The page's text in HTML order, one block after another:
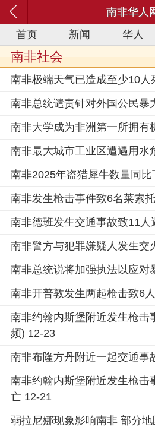
南非华人
首页
新闻 华人
南非社会
南非极端天气已造成至少10人
南非总统谴责针对外国公民暴
南非大学成为非洲第一所拥有
南非最大城市工业区遭遇用水
南非2025年盗猎犀牛数量同
南非发生枪击事件致6名莱索
南非德班发生交通事故致11人
南非警方与犯罪嫌疑人发生交
南非总统说将加强执法以应对
南非开普敦发生两起枪击致6
南非约翰内斯堡附近发生枪击
频) 12-23
南非布隆方丹附近一起交通事
南非约翰内斯堡附近发生枪击
亡 12-21
弱拉尼娜现象影响南非 部分